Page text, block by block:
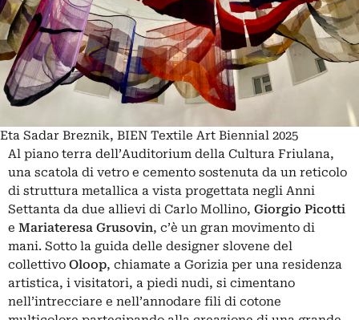
Eta Sadar Breznik, BIEN Textile Art Biennial 2025
Al piano terra dell’Auditorium della Cultura Friulana,
una scatola di vetro e cemento sostenuta da un reticolo
di struttura metallica a vista progettata negli Anni
Settanta da due allievi di Carlo Mollino, Giorgio Picotti
e Mariateresa Grusovin, c’è un gran movimento di
mani. Sotto la guida delle designer slovene del
collettivo Oloop, chiamate a Gorizia per una residenza
artistica, i visitatori, a piedi nudi, si cimentano
nell’intrecciare e nell’annodare fili di cotone